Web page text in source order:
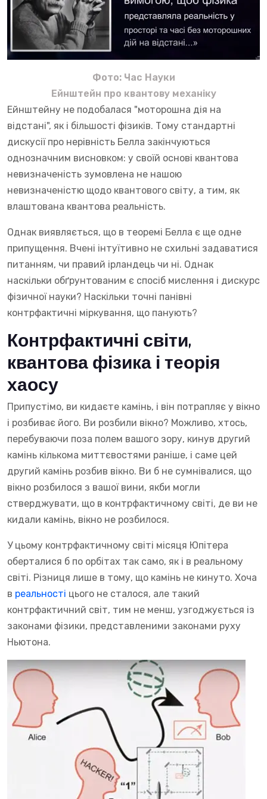
Фото: Час Науки
Ейнштейн про квантову механіку
Ейнштейну не подобалася "моторошна дія на
відстані", як і більшості фізиків. Тому стандартні
дискусії про нерівність Белла закінчуються
однозначним висновком: у своїй основі квантова
невизначеність зумовлена не нашою
невизначеністю щодо квантового світу, а тим, як
влаштована квантова реальність.
Однак виявляється, що в теоремі Белла є ще одне
припущення. Вчені інтуїтивно не схильні задаватися
питанням, чи правий ірландець чи ні. Однак
наскільки обґрунтованим є спосіб мислення і дискурс
фізичної науки? Наскільки точні панівні
контрфактичні міркування, що панують?
Контрфактичні світи,
квантова фізика і теорія
хаосу
Припустімо, ви кидаєте камінь, і він потрапляє у вікно
і розбиває його. Ви розбили вікно? Можливо, хтось,
перебуваючи поза полем вашого зору, кинув другий
камінь кількома миттєвостями раніше, і саме цей
другий камінь розбив вікно. Ви б не сумнівалися, що
вікно розбилося з вашої вини, якби могли
стверджувати, що в контрфактичному світі, де ви не
кидали камінь, вікно не розбилося.
У цьому контрфактичному світі місяця Юпітера
оберталися б по орбітах так само, як і в реальному
світі. Різниця лише в тому, що камінь не кинуто. Хоча
в реальності цього не сталося, але такий
контрфактичний світ, тим не менш, узгоджується із
законами фізики, представленими законами руху
Ньютона.